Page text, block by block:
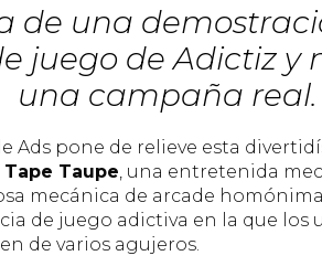
de una
juego de Adictiz y
una campaña real.
Ads pone de relieve esta
Tape Taupe, una entretenida
mecánica de arcade
de juego adictiva en la que los
de varios agujeros.